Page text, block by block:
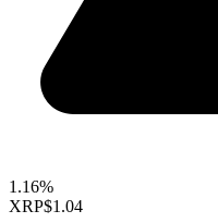
1.16%
XRP$1.04